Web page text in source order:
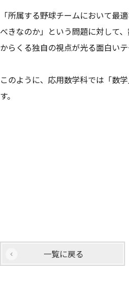
「所属する野球チームにおいて最
べきなのか」という問題に対して
からくる独自の視点が光る面白いテ
このように、応用数学科では「数
す。
一覧に戻る